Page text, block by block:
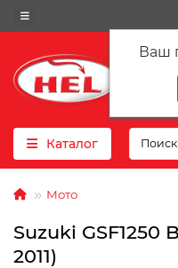
Ваш
Каталог
Мото
Suzuki GSF1250
2011)